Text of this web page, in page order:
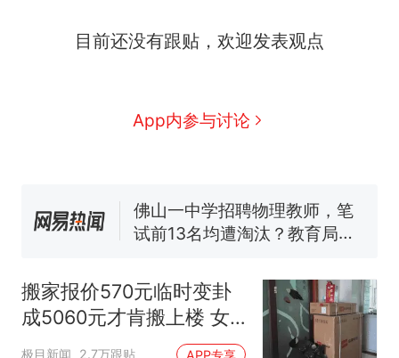
目前还没有跟贴，欢迎发表观点
App内参与讨论
十多万人报名的考试，成绩
全部作废，公平么？
眼了……
空调24小时开着反而更省电？
已叫停招聘，成立调查组全面
核查
视频丨只要一枚命中就能让航
母瘫痪 轰-6J实力有多强？
搜，网友：天塌了！
热 十多万人报名的考试，成绩
全部作废，公平么？
搬家报价570元临时变卦
成5060元才肯搬上楼 女
子傻眼
极目新闻 2.7万跟贴 APP专享